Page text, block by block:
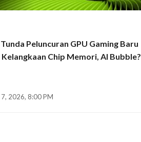
Peluncuran GPU Gaming Baru
Chip Memori, AI Bubble?
2026, 8:00 PM